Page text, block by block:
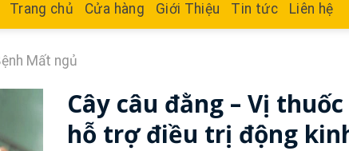
Trang chủ Cửa hàng Giới Thiệu Tin tức Liên hệ
Mất ngủ
Cây câu đằng – Vị
hỗ trợ điều trị động